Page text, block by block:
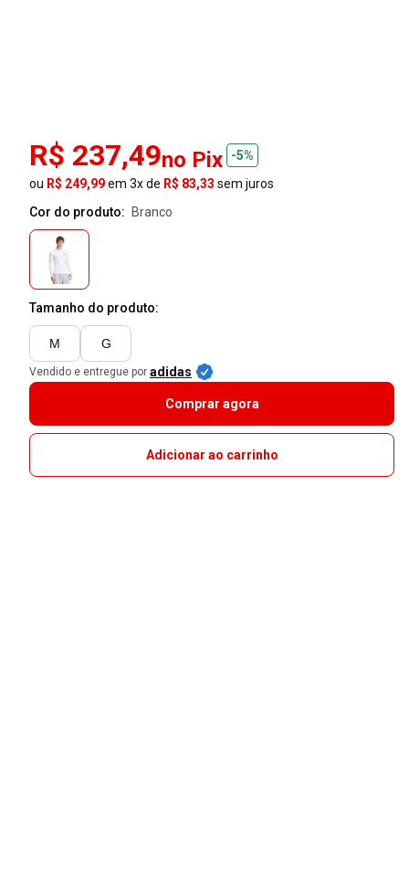
R$ 237,49no Pix
-5%
ou R$ 249,99em 3x de R$ 83,33 sem juros
Cor do produto:
branco
Tamanho do produto:
M G
Vendido e entregue por adidas
Comprar agora
Adicionar ao carrinho